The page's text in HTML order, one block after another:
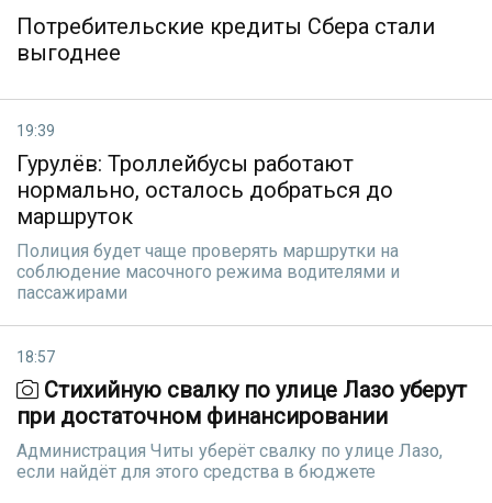
Потребительские кредиты Сбера стали
выгоднее
19:39
Гурулёв: Троллейбусы работают
нормально, осталось добраться до
маршруток
Полиция будет чаще проверять маршрутки на
соблюдение масочного режима водителями и
пассажирами
18:57
Стихийную свалку по улице Лазо уберут
при достаточном финансировании
Администрация Читы уберёт свалку по улице Лазо,
если найдёт для этого средства в бюджете